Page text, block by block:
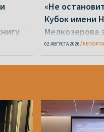
«Не
Кубок имени
Мелкозерова
варшавская
02 АВГУСТА 2026